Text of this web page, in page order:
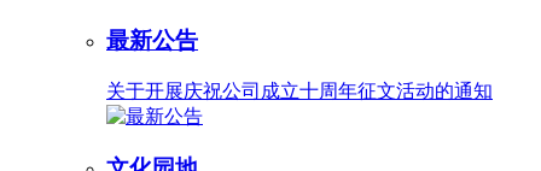
最新公告
关于开展庆祝公司成立十周年征文活动的通知